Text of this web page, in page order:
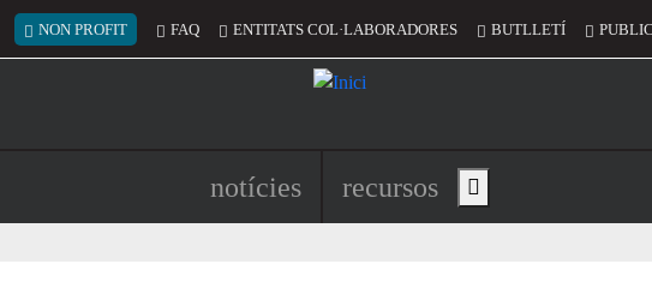
Menú del compte d'usuari
NON PROFIT FAQ ENTITATS COL·LABORADORES BUTLLETÍ
Navegació principal de
notícies recursos Show main menu